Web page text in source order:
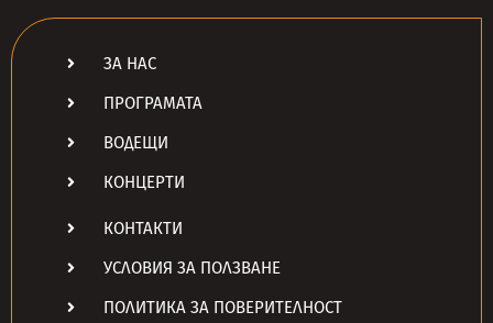
ЗА НАС
ПРОГРАМАТА
ВОДЕЩИ
КОНЦЕРТИ
КОНТАКТИ
УСЛОВИЯ ЗА ПОЛЗВАНЕ
ПОЛИТИКА ЗА ПОВЕРИТЕЛНОСТ